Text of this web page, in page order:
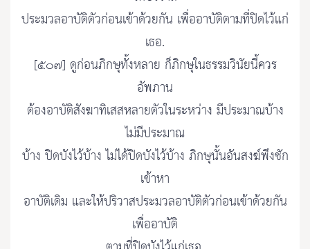
ประมวลอาบัติตัวก่อนเข้าด้วยกัน เพื่ออาบัติตามที่ปิดไว้แก่
เธอ.
[๕๐๗] ดูก่อนภิกษุทั้งหลาย ก็ภิกษุในธรรมวินัยนี้ควร
อัพภาน
ต้องอาบัติสังฆาทิเสสหลายตัวในระหว่าง มีประมาณบ้าง
ไม่มีประมาณ
บ้าง ปิดบังไว้บ้าง ไม่ได้ปิดบังไว้บ้าง ภิกษุนั้นอันสงฆ์พึงชัก
เข้าหา
อาบัติเดิม และให้ปริวาสประมวลอาบัติตัวก่อนเข้าด้วยกัน
เพื่ออาบัติ